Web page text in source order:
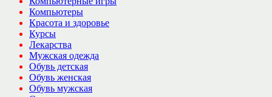
Компьютеры
Красота и здоровье
Курсы
Лекарства
Мужская одежда
Обувь детская
Обувь женская
Обувь мужская